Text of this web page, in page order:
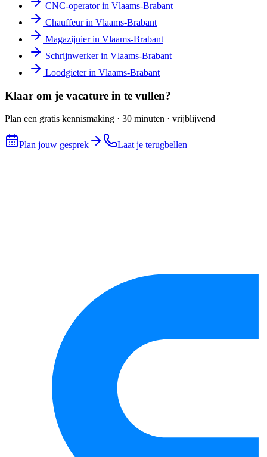
CNC-operatorin Vlaams-Brabant
Chauffeurin Vlaams-Brabant
Magazijnierin Vlaams-Brabant
Schrijnwerkerin Vlaams-Brabant
Loodgieterin Vlaams-Brabant
Klaar om je vacature in te vullen?
Plan een gratis kennismaking · 30 minuten · vrijblijvend
Plan jouw gesprek Laat je terugbellen